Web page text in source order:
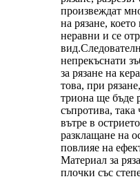
произвеждат
на рязане, което
неравни и се
непрекъснати
за рязане на
това, при
триона ще бъде
съпротива,
вътре в
разклащане на
повлияе на
Материал за
плочки със